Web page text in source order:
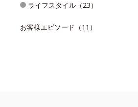
ライフスタイル（23）
お客様エピソード（11）